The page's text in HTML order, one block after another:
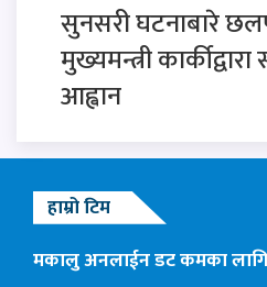
सुनसरी घटनाबारे
मुख्यमन्त्री
आह्वान
हाम्रो टिम
मकालु अनलाईन डट कमका